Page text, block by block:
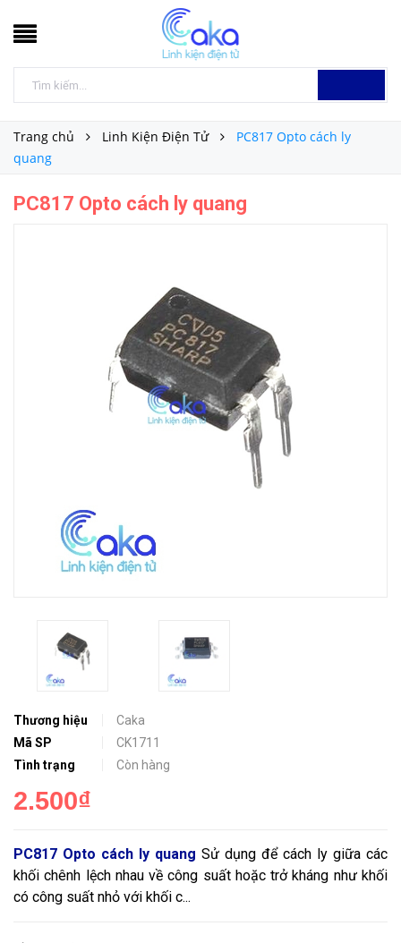
Trang chủ Linh Kiện Điện Tử
PC817 Opto cách ly
quang
PC817 Opto cách ly quang
Thương hiệu
Caka
Mã SP
CK1711
Tình trạng
Còn hàng
2.500₫
PC817 Opto cách ly quang Sử dụng để cách ly giữa các
khối chênh lệch nhau về công suất hoặc trở kháng như khối
có công suất nhỏ với khối c...